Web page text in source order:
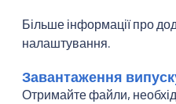
Більше інформації про
налаштування.
Завантаження
Отримайте файли,